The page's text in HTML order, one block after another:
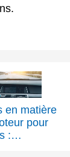
en matière
pour
: